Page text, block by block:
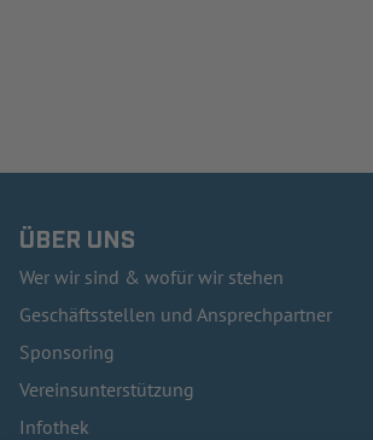
ÜBER UNS
Wer wir sind & wofür wir stehen
Geschäftsstellen und Ansprechpartner
Sponsoring
Vereinsunterstützung
Infothek